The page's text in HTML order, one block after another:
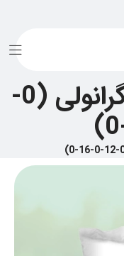
کود سوپر فسفات گرانولی (0-